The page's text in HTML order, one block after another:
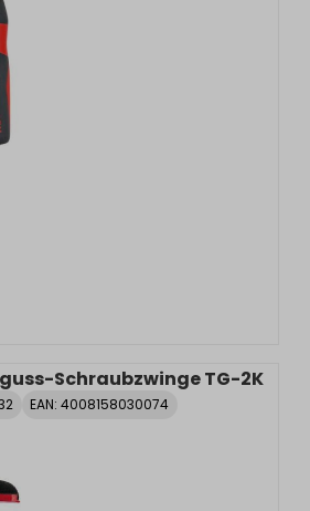
Schraubzwinge TG-2K
EAN: 4008158030074